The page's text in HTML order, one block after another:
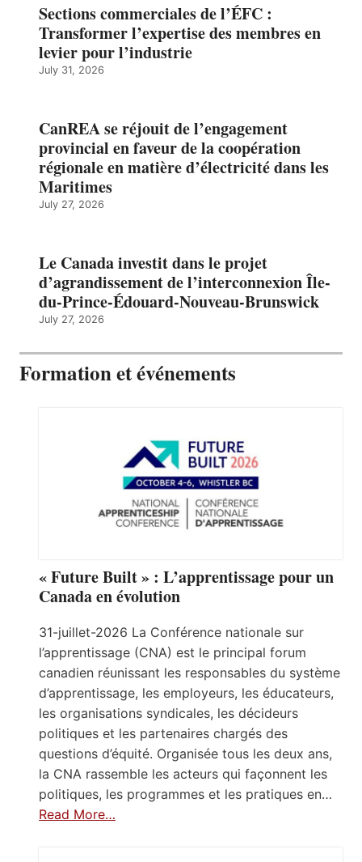
Sections commerciales de l’ÉFC :
Transformer l’expertise des membres en
levier pour l’industrie
July 31, 2026
CanREA se réjouit de l’engagement
provincial en faveur de la coopération
régionale en matière d’électricité dans les
Maritimes
July 27, 2026
Le Canada investit dans le projet
d’agrandissement de l’interconnexion Île-
du-Prince-Édouard-Nouveau-Brunswick
July 27, 2026
Formation et événements
« Future Built » : L’apprentissage pour un
Canada en évolution
31-juillet-2026 La Conférence nationale sur
l’apprentissage (CNA) est le principal forum
canadien réunissant les responsables du système
d’apprentissage, les employeurs, les éducateurs,
les organisations syndicales, les décideurs
politiques et les partenaires chargés des
questions d’équité. Organisée tous les deux ans,
la CNA rassemble les acteurs qui façonnent les
politiques, les programmes et les pratiques en…
Read More…